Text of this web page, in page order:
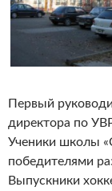
Первый
директора по
Ученики школы
победителями
Выпускники